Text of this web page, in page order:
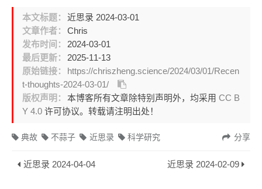
本文标题：
近思录 2024-03-01
文章作者：
Chris
发布时间：
2024-03-01
最后更新：
2025-11-13
原始链接：
https://chriszheng.science/2024/03/01/Recen
t-thoughts-2024-03-01/
版权声明：
本博客所有文章除特别声明外，均采用CC B
Y 4.0许可协议。转载请注明出处！
分享
典故 不蒜子 近思录 科学研究
近思录 2024-04-04 近思录 2024-02-09